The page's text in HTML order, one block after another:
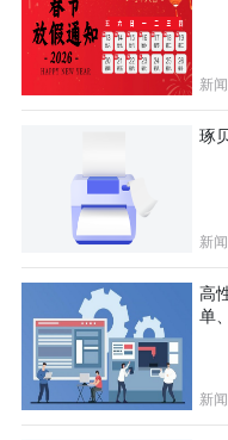
新
琢
新
高
单
新